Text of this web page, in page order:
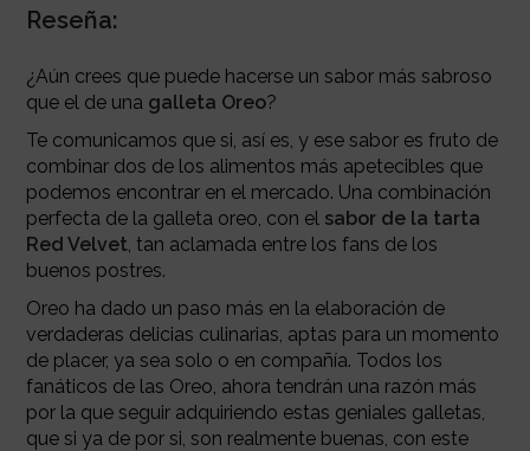
Reseña:
¿Aún crees que puede hacerse un sabor más sabroso
que el de una galleta Oreo?
Te comunicamos que si, así es, y ese sabor es fruto de
combinar dos de los alimentos más apetecibles que
podemos encontrar en el mercado. Una combinación
perfecta de la galleta oreo, con el sabor de la tarta
Red Velvet, tan aclamada entre los fans de los
buenos postres.
Oreo ha dado un paso más en la elaboración de
verdaderas delicias culinarias, aptas para un momento
de placer, ya sea solo o en compañía. Todos los
fanáticos de las Oreo, ahora tendrán una razón más
por la que seguir adquiriendo estas geniales galletas,
que si ya de por si, son realmente buenas, con este